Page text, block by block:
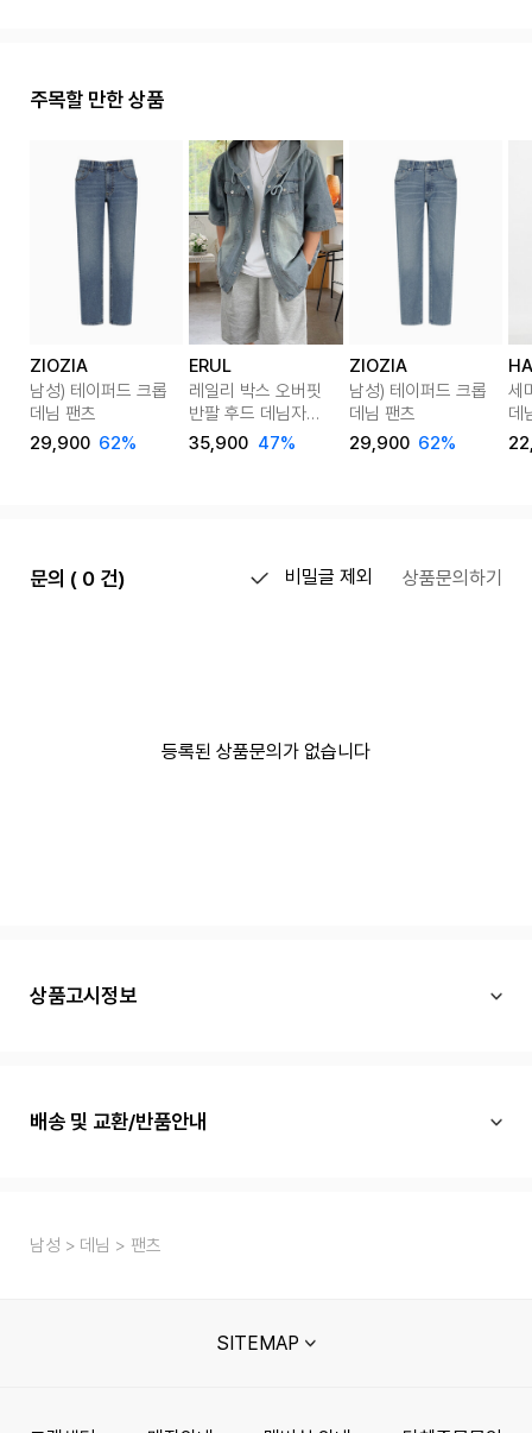
주목할 만한 상품
ZIOZIA
남성) 테이퍼드 크롭
데님 팬츠
29,900 62%
ERUL
레일리 박스 오버핏
반팔 후드 데님자켓
2colors
35,900 47%
ZIOZIA
남성) 테이퍼드 크롭
데님 팬츠
29,900 62%
세
데
문의 ( 0 건) 비밀글 제외 상품문의하기
등록된 상품문의가 없습니다
상품고시정보
배송 및 교환/반품안내
남성 데님 팬츠
SITEMAP